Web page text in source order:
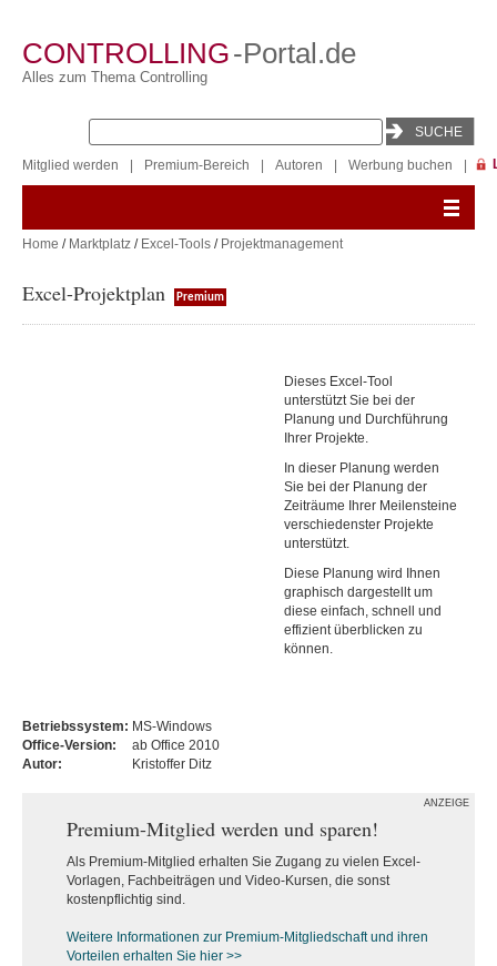
CONTROLLING-Portal.de
Alles zum Thema Controlling
Mitglied werden Premium-Bereich Autoren Werbung buchen
Home / Marktplatz / Excel-Tools / Projektmanagement
Excel-Projektplan Premium
Dieses Excel-Tool
unterstützt Sie bei der
Planung und Durchführung
Ihrer Projekte.
In dieser Planung werden
Sie bei der Planung der
Zeiträume Ihrer Meilensteine
verschiedenster Projekte
unterstützt.
Diese Planung wird Ihnen
graphisch dargestellt um
diese einfach, schnell und
effizient überblicken zu
können.
Betriebssystem: MS-Windows
Office-Version:
ab Office 2010
Autor:
Kristoffer Ditz
ANZEIGE
Premium-Mitglied werden und sparen!
Als Premium-Mitglied erhalten Sie Zugang zu vielen Excel-
Vorlagen, Fachbeiträgen und Video-Kursen, die sonst
kostenpflichtig sind.
Weitere Informationen zur Premium-Mitgliedschaft und ihren
Vorteilen erhalten Sie hier >>